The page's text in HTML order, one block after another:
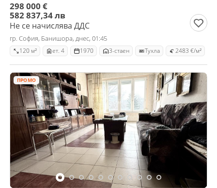
298 000 €
582 837,34 лв
Не се начислява ДДС
гр. София, Банишора, днес, 01:45
120 м² ет. 4 1970 3-стаен Тухла 2483 €/м²
ПРОМО